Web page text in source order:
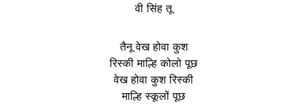
वी सिंह तू
तैनू वेख होवा कुश
रिस्की माल्हि कोलो पूछ
वेख होवा कुश रिस्की
माल्हि स्कूलों पूछ